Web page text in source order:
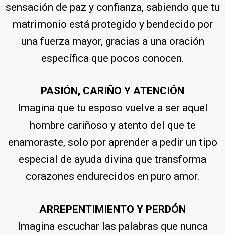
sensación de paz y confianza, sabiendo que tu
matrimonio está protegido y bendecido por
una fuerza mayor, gracias a una oración
específica que pocos conocen.
PASIÓN, CARIÑO Y ATENCIÓN
Imagina que tu esposo vuelve a ser aquel
hombre cariñoso y atento del que te
enamoraste, solo por aprender a pedir un tipo
especial de ayuda divina que transforma
corazones endurecidos en puro amor.
ARREPENTIMIENTO Y PERDÓN
Imagina escuchar las palabras que nunca